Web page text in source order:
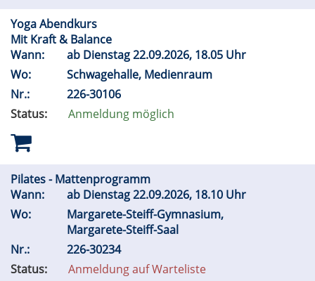
Yoga Abendkurs
Mit Kraft & Balance
Wann:
ab Dienstag 22.09.2026, 18.05 Uhr
Wo:
Schwagehalle, Medienraum
Nr.:
226-30106
Status:
Anmeldung möglich
Pilates - Mattenprogramm
Wann:
ab Dienstag 22.09.2026, 18.10 Uhr
Wo:
Margarete-Steiff-Gymnasium,
Margarete-Steiff-Saal
Nr.:
226-30234
Status:
Anmeldung auf Warteliste